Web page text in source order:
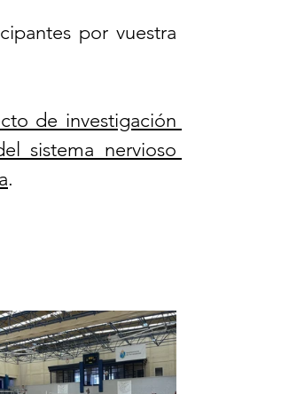
por vuestra
de investigación
sistema nervioso
.